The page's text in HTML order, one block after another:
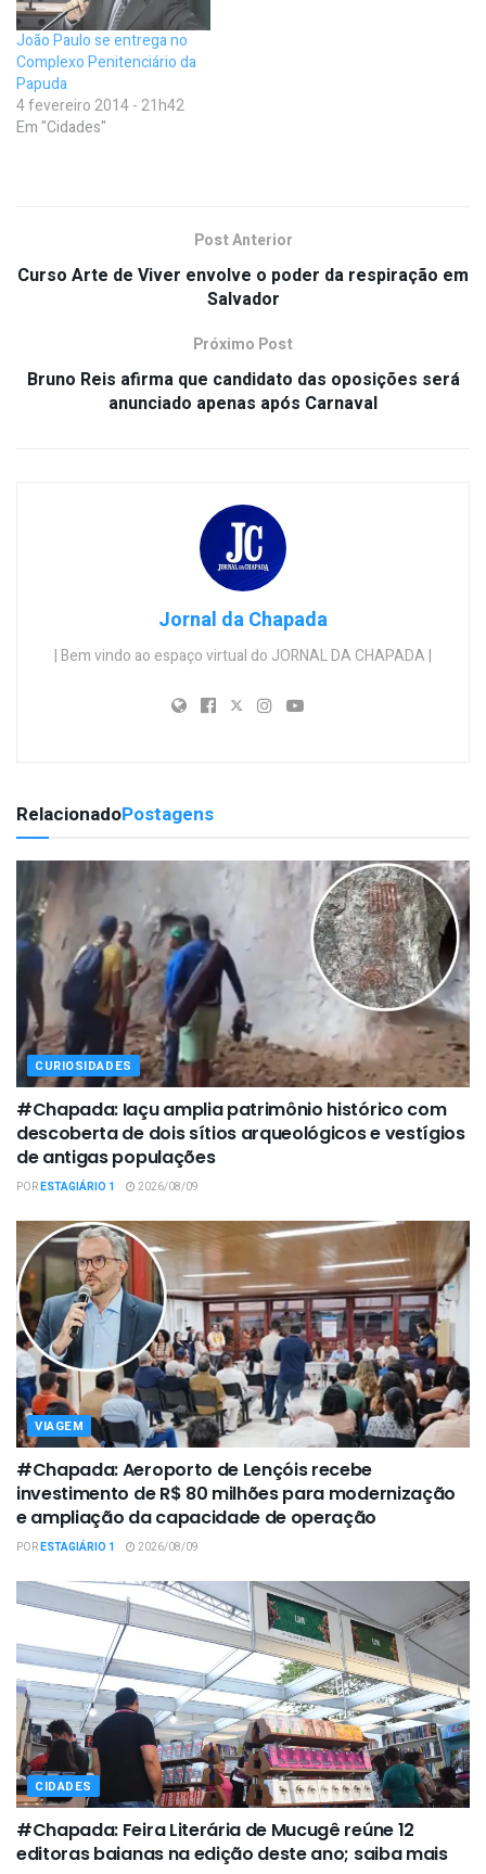
João Paulo se entrega no
Complexo Penitenciário da
Papuda
4 fevereiro 2014 - 21h42
Em "Cidades"
Post Anterior
Curso Arte de Viver envolve o poder da respiração em
Salvador
Próximo Post
Bruno Reis afirma que candidato das oposições será
anunciado apenas após Carnaval
Jornal da Chapada
| Bem vindo ao espaço virtual do JORNAL DA CHAPADA |
RelacionadoPostagens
CURIOSIDADES
#Chapada: Iaçu amplia patrimônio histórico com
descoberta de dois sítios arqueológicos e vestígios
de antigas populações
PORESTAGIÁRIO 1 2026/08/09
VIAGEM
#Chapada: Aeroporto de Lençóis recebe
investimento de R$ 80 milhões para modernização
e ampliação da capacidade de operação
PORESTAGIÁRIO 1 2026/08/09
CIDADES
#Chapada: Feira Literária de Mucugê reúne 12
editoras baianas na edição deste ano; saiba mais